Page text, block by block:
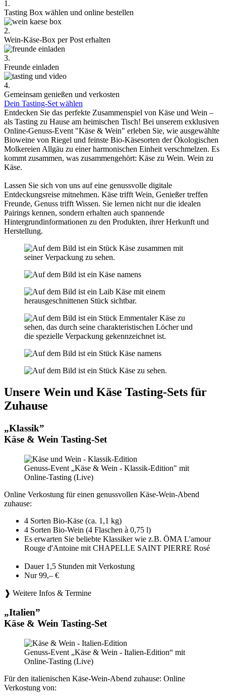
1.
Tasting Box wählen und online bestellen
2.
Wein-Käse-Box per Post erhalten
3.
Freunde einladen
4.
Gemeinsam genießen und verkosten
Dein Tasting-Set wählen
Entdecken Sie das perfekte Zusammenspiel von Käse und Wein –
als Tasting zu Hause am heimischen Tisch! Bei unserem exklusiven
Online-Genuss-Event "Käse & Wein" erleben Sie, wie ausgewählte
Bioweine von Riegel und feinste Bio-Käsesorten der Ökologischen
Molkereien Allgäu zu einer harmonischen Einheit verschmelzen. Es
kommt zusammen, was zusammengehört: Käse zu Wein. Wein zu
Käse.
Lassen Sie sich von uns auf eine genussvolle digitale
Entdeckungsreise mitnehmen. Käse trifft Wein, Genießer treffen
Freunde, Genuss trifft Wissen. Sie lernen nicht nur die idealen
Pairings kennen, sondern erhalten auch spannende
Hintergrundinformationen zu den Produkten, ihrer Herkunft und
Herstellung.
Unsere Wein und Käse Tasting-Sets für
Zuhause
„Klassik”
Käse & Wein Tasting-Set
Genuss-Event „Käse & Wein - Klassik-Edition" mit
Online-Tasting (Live)
Online Verkostung für einen genussvollen Käse-Wein-Abend
zuhause:
4 Sorten Bio-Käse (ca. 1,1 kg)
4 Sorten Bio-Wein (4 Flaschen à 0,75 l)
Es erwarten Sie beliebte Klassiker wie z.B. ÖMA L'amour
Rouge d'Antoine mit CHAPELLE SAINT PIERRE Rosé
Dauer 1,5 Stunden mit Verkostung
Nur 99,– €
❱ Weitere Infos & Termine
„Italien”
Käse & Wein Tasting-Set
Genuss-Event „Käse & Wein - Italien-Edition“ mit
Online-Tasting (Live)
Für den italienischen Käse-Wein-Abend zuhause: Online
Verkostung von: